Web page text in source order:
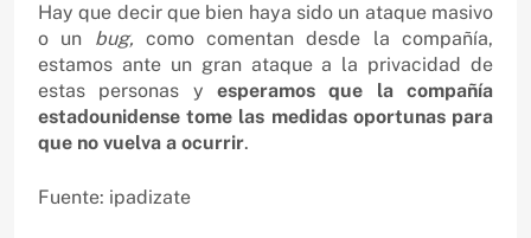
Hay que decir que bien haya sido un ataque masivo
o un bug, como comentan desde la compañía,
estamos ante un gran ataque a la privacidad de
estas personas y esperamos que la compañía
estadounidense tome las medidas oportunas para
que no vuelva a ocurrir.
Fuente: ipadizate